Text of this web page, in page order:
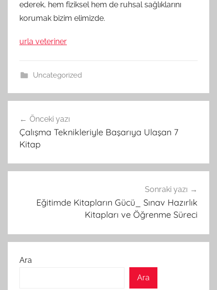
ederek, hem fiziksel hem de ruhsal sağlıklarını
korumak bizim elimizde.
urla veteriner
Uncategorized
gezinmesi
Önceki yazı
Çalışma Teknikleriyle Başarıya Ulaşan 7
Kitap
Sonraki yazı
Eğitimde Kitapların Gücü_ Sınav Hazırlık
Kitapları ve Öğrenme Süreci
Ara
Ara